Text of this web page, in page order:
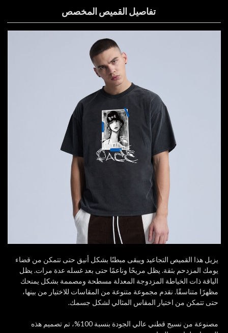
تفاصيل القميص المخصص
يزيل هذا القميص التجاعيد ويبقى مبطنًا بشكل أنيق حتى تتمكن من قضاء
يومك المزدحم بثقة. يظل مريحًا وناعمًا حتى بعد غسله عدة مرات. يظل
الياقة ذات الخياطة المزدوجة المعدلة مسطحة ومصممة بشكل يمنحك
مظهرًا متناسقًا. نقدم مجموعة متنوعة من المقاسات للاختيار من بينها،
حتى تتمكن من اختيار المقاس المثالي لشكل جسمك.
مصنوعة من نسيج قطني عالي الجودة بنسبة 100%، تم تصميم هذه